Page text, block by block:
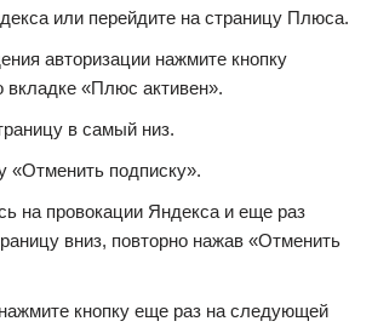
или перейдите на страницу Плюса.
авторизации нажмите кнопку
вкладке «Плюс активен».
в самый низ.
«Отменить подписку».
на провокации Яндекса и еще раз
вниз, повторно нажав «Отменить
кнопку еще раз на следующей